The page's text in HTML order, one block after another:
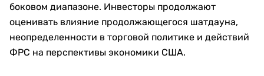
боковом диапазоне. Инвесторы продолжают
оценивать влияние продолжающегося шатдауна,
неопределенности в торговой политике и действий
ФРС на перспективы экономики США.